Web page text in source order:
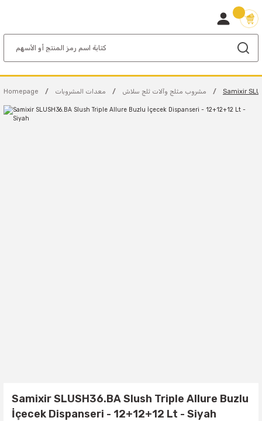
Homepage معدات المشروبات مشروب مثلج وآلات ثلج سلاش Samixir
Samixir SLUSH36.BA Slush Triple Allure Buzlu
İçecek Dispanseri - 12+12+12 Lt - Siyah